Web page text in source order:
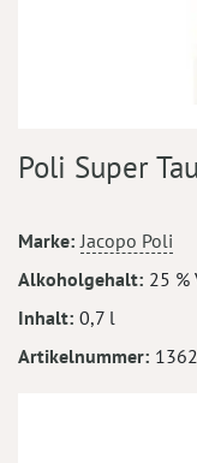
Anfang
springen
Poli Super
Mehr
Informationen
Marke Jacopo Poli
Alkoholgehalt 25 %
Inhalt 0,7 l
Artikelnummer